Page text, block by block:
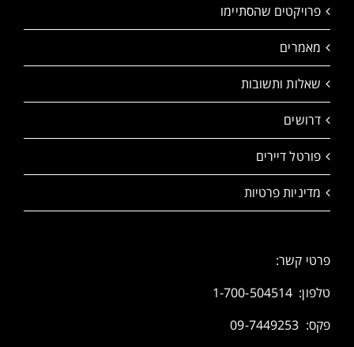
פרויקטים שהסתיימו
מאמרים
שאלות ותשובות
דרושים
פורטל דיירים
מדיניות פרטיות
פרטי קשר:
טלפון: 1-700-504514
פקס: 09-7449253